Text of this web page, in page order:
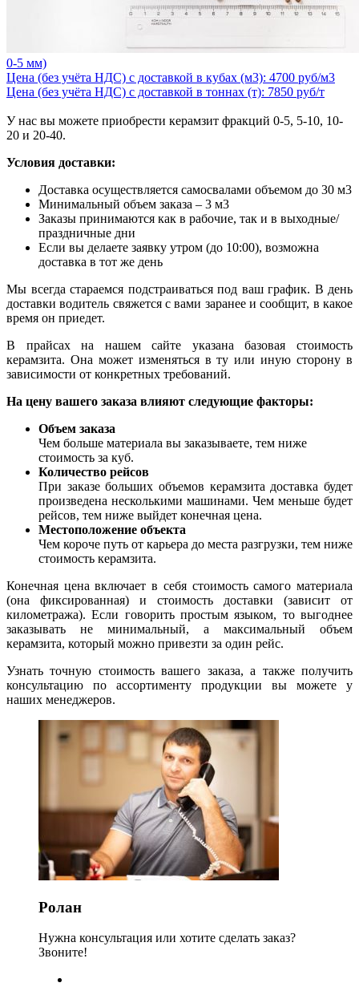
0-5 мм)
Цена (без учёта НДС) с доставкой в кубах (м3): 4700 руб/м3
Цена (без учёта НДС) с доставкой в тоннах (т): 7850 руб/т
У нас вы можете приобрести керамзит фракций 0-5, 5-10, 10-
20 и 20-40.
Условия доставки:
Доставка осуществляется самосвалами объемом до 30 м3
Минимальный объем заказа – 3 м3
Заказы принимаются как в рабочие, так и в выходные/
праздничные дни
Если вы делаете заявку утром (до 10:00), возможна
доставка в тот же день
Мы всегда стараемся подстраиваться под ваш график. В день
доставки водитель свяжется с вами заранее и сообщит, в какое
время он приедет.
В прайсах на нашем сайте указана базовая стоимость
керамзита. Она может изменяться в ту или иную сторону в
зависимости от конкретных требований.
На цену вашего заказа влияют следующие факторы:
Объем заказа
Чем больше материала вы заказываете, тем ниже
стоимость за куб.
Количество рейсов
При заказе больших объемов керамзита доставка будет
произведена несколькими машинами. Чем меньше будет
рейсов, тем ниже выйдет конечная цена.
Местоположение объекта
Чем короче путь от карьера до места разгрузки, тем ниже
стоимость керамзита.
Конечная цена включает в себя стоимость самого материала
(она фиксированная) и стоимость доставки (зависит от
километража). Если говорить простым языком, то выгоднее
заказывать не минимальный, а максимальный объем
керамзита, который можно привезти за один рейс.
Узнать точную стоимость вашего заказа, а также получить
консультацию по ассортименту продукции вы можете у
наших менеджеров.
Ролан
Нужна консультация или хотите сделать заказ?
Звоните!